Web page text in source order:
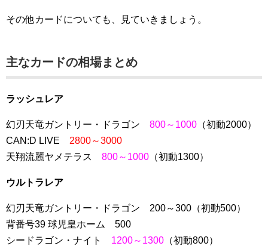
その他カードについても、見ていきましょう。
主なカードの相場まとめ
ラッシュレア
幻刃天竜ガントリー・ドラゴン 800～1000 （初動2000）
CAN:D LIVE 2800～3000
天翔流麗ヤメテラス 800～1000 （初動1300）
ウルトラレア
幻刃天竜ガントリー・ドラゴン 200～300（初動500）
背番号39 球児皇ホーム 500
シードラゴン・ナイト 1200～1300 （初動800）